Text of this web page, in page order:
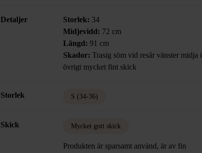
Detaljer Storlek: 34
Midjevidd: 72 cm
Längd: 91 cm
Skador:Trasig söm vid resår vänster midja i
övrigt mycket fint skick
Storlek S (34-36)
Skick Mycket gott skick
Produkten är sparsamt använd, är av fin